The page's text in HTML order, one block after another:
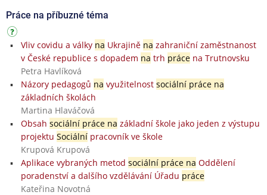
Práce na příbuzné téma
Vliv covidu a války na Ukrajině na zahraniční zaměstnanost
v České republice s dopadem na trh prácena Trutnovsku
Petra Havlíková
Názory pedagogů na využitelnost sociální práce na
základních školách
Martina Hlaváčová
Obsah sociální práce na základní škole jako jeden z výstupu
projektu Sociálnípracovník ve škole
Krupová Krupová
Aplikace vybraných metod sociální práce na Oddělení
poradenství a dalšího vzdělávání Úřadu práce
Kateřina Novotná